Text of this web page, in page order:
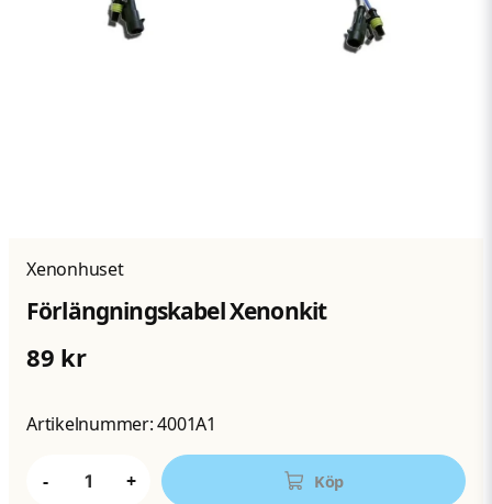
Xenonhuset
Förlängningskabel Xenonkit
89 kr
Artikelnummer:4001A1
- + Köp